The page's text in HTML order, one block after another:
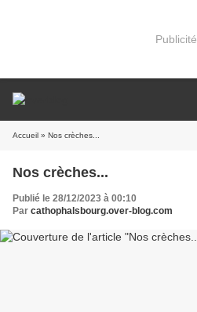
Publicité
Accueil » Nos crèches...
Nos crèches...
Publié le 28/12/2023 à 00:10
Par cathophalsbourg.over-blog.com